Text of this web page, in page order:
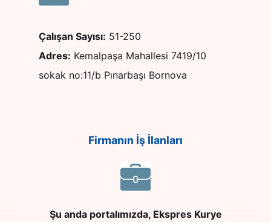
Çalışan Sayısı: 51-250
Adres: Kemalpaşa Mahallesi 7419/10
sokak no:11/b Pınarbaşı Bornova
Firmanın İş İlanları
Şu anda portalımızda, Ekspres Kurye